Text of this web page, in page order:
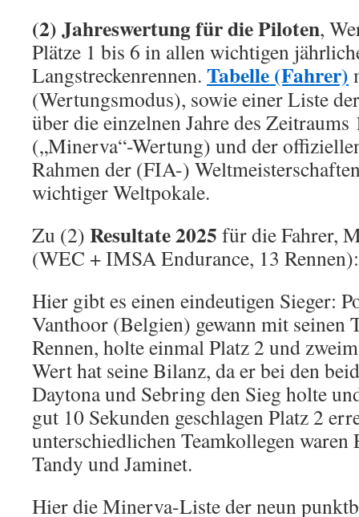
(2) Jahreswertung für die Piloten,
Plätze 1 bis 6 in allen wichtigen
Langstreckenrennen. Tabelle (Fahrer)
(Wertungsmodus), sowie einer Liste
über die einzelnen Jahre des
(„Minerva“-Wertung) und der
Rahmen der (FIA-)
wichtiger Weltpokale.
Zu (2) Resultate 2025 für die Fahrer,
(WEC + IMSA Endurance, 13 Rennen):
Hier gibt es einen eindeutigen Sieger:
Vanthoor (Belgien) gewann mit seinen
Rennen, holte einmal Platz 2 und
Wert hat seine Bilanz, da er bei den
Daytona und Sebring den Sieg holte
gut 10 Sekunden geschlagen Platz 2
unterschiedlichen Teamkollegen waren
Tandy und Jaminet.
Hier die Minerva-Liste der neun